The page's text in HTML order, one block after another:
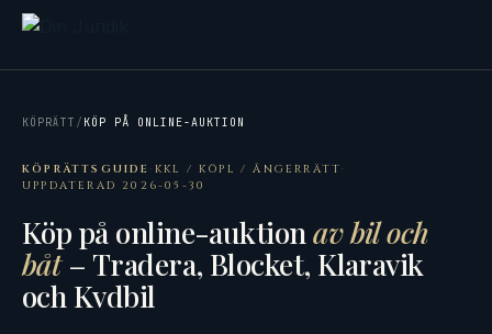
KÖPRÄTT / KÖP PÅ ONLINE-AUKTION
KÖPRÄTTSGUIDE · KKL / KÖPL / ÅNGERRÄTT·
UPPDATERAD 2026-05-30
Köp på online-auktionav bil och
båt– Tradera, Blocket, Klaravik
och Kvdbil